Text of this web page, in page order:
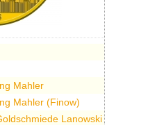
Mahler
Mahler (Finow)
Lanowski